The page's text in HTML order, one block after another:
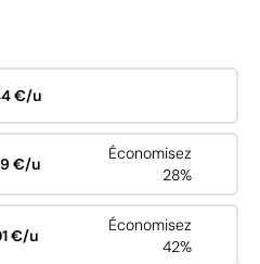
€/u
€/u
Économisez
28%
€/u
Économisez
42%